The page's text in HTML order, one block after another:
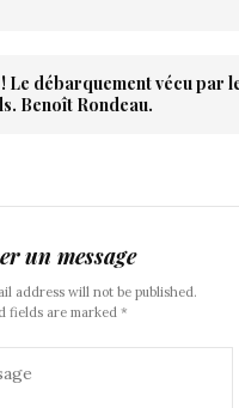
Le débarquement vécu par
Benoît Rondeau.
un message
address will not be published.
fields are marked *